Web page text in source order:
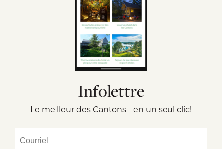
Infolettre
Le meilleur des Cantons - en un seul clic!